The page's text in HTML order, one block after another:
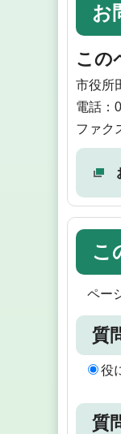
お
この
市役所
電話：
ファク
こ
ペー
質
役
質